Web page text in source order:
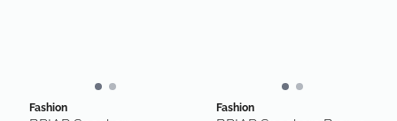
Fashion Fashion